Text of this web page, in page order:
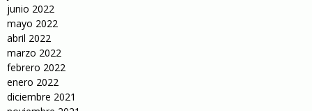
junio 2022
mayo 2022
abril 2022
marzo 2022
febrero 2022
enero 2022
diciembre 2021